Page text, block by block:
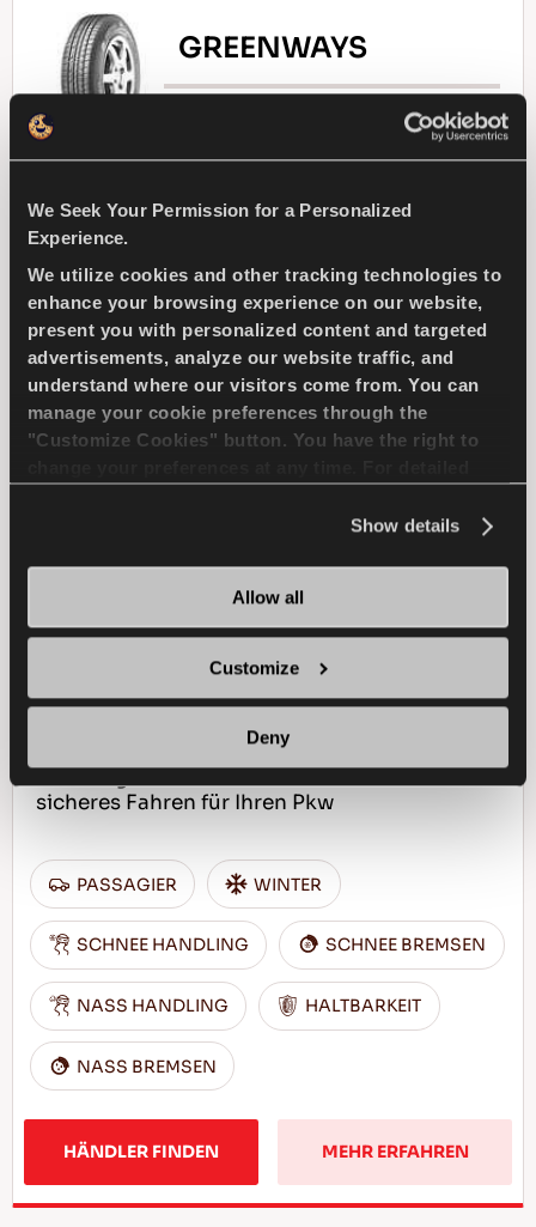
We Seek Your Permission for a Personalized
Experience.
We utilize cookies and other tracking technologies to
enhance your browsing experience on our website,
present you with personalized content and targeted
advertisements, analyze our website traffic, and
understand where our visitors come from. You can
manage your cookie preferences through the
"Customize Cookies" button. You have the right to
Show details
Allow all
Customize
Deny
GREENWAYS
Kompakt-Pkw
PASSAGIER SOMMER
LANGERE LAUFLEISTUNG
ENERGIEEFFIZIENZ
SNOWAYS 4
sicheres Fahren für Ihren Pkw
PASSAGIER WINTER
SCHNEE HANDLING SCHNEE BREMSEN
NASS HANDLING HALTBARKEIT
NASS BREMSEN
HÄNDLER FINDEN MEHR ERFAHREN